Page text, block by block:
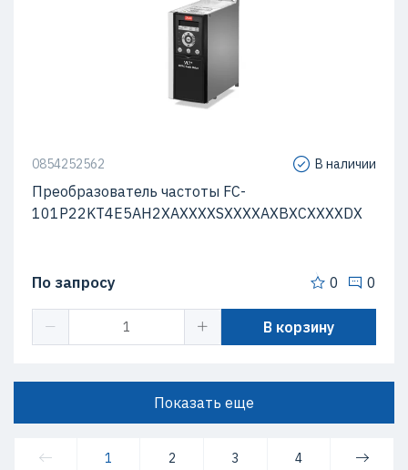
0854252562 В наличии
Преобразователь частоты FC-
101P22KT4E5AH2XAXXXXSXXXXAXBXCXXXXDX
По запросу 0 0
В корзину
Показать еще
1 2 3 4